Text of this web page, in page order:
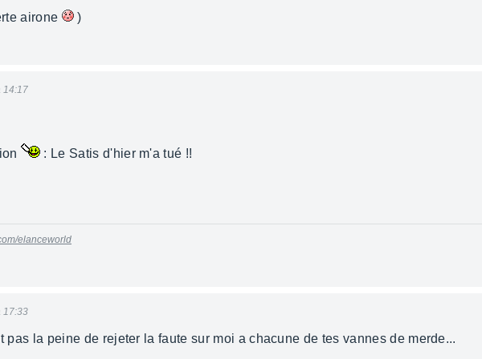
airone )
14:17
: Le Satis d'hier m'a tué !!
elanceworld
17:33
pas la peine de rejeter la faute sur moi a chacune de tes vannes de merde...